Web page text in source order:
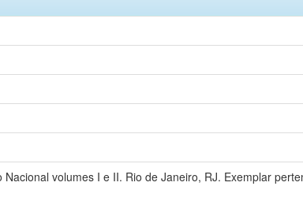
volumes I e II. Rio de Janeiro, RJ. Exemplar